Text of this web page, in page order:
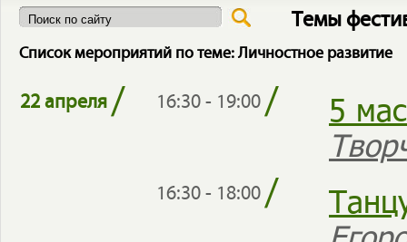
Темы
Список мероприятий по теме: Личностное развитие
22 апреля/ 16:30 - 19:00/
5
16:30 - 18:00/